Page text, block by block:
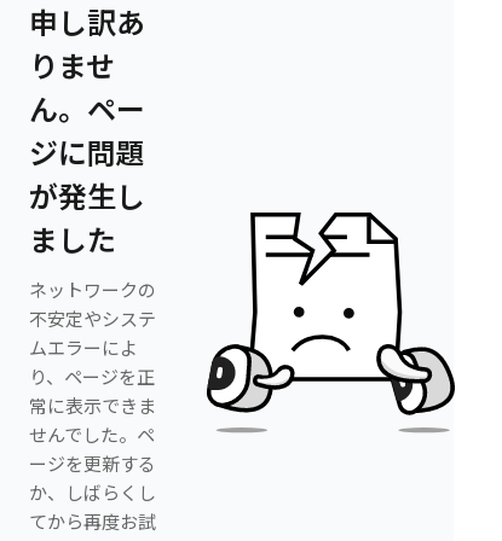
申し訳あ
りませ
ん。ペー
ジに問題
が発生し
ました
ネットワークの
不安定やシステ
ムエラーによ
り、ページを正
常に表示できま
せんでした。ペ
ージを更新する
か、しばらくし
てから再度お試